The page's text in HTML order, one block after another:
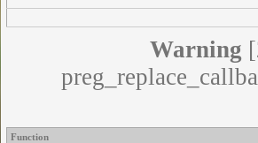
Warning
Function